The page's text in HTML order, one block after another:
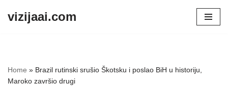
vizijaai.com
Home » Brazil rutinski srušio Škotsku i poslao BiH u historiju,
Maroko završio drugi